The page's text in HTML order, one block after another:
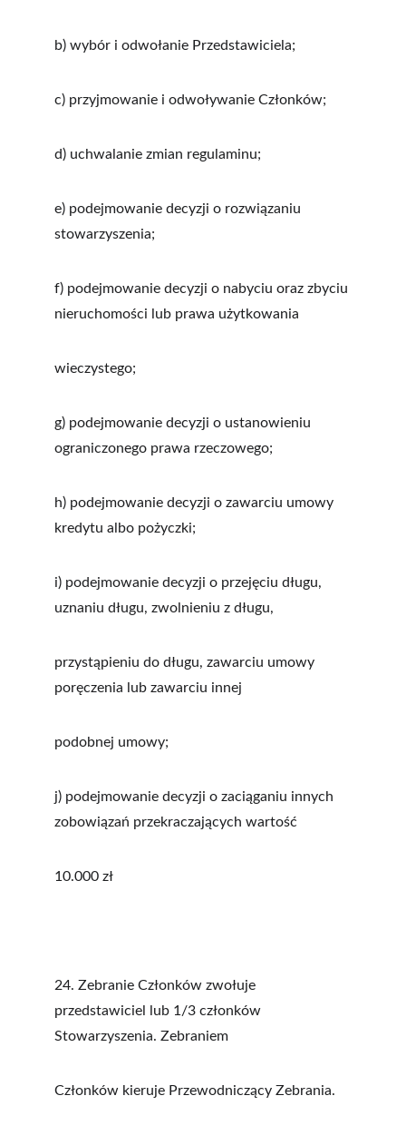
b) wybór i odwołanie Przedstawiciela;
c) przyjmowanie i odwoływanie Członków;
d) uchwalanie zmian regulaminu;
e) podejmowanie decyzji o rozwiązaniu
stowarzyszenia;
f) podejmowanie decyzji o nabyciu oraz zbyciu
nieruchomości lub prawa użytkowania
wieczystego;
g) podejmowanie decyzji o ustanowieniu
ograniczonego prawa rzeczowego;
h) podejmowanie decyzji o zawarciu umowy
kredytu albo pożyczki;
i) podejmowanie decyzji o przejęciu długu,
uznaniu długu, zwolnieniu z długu,
przystąpieniu do długu, zawarciu umowy
poręczenia lub zawarciu innej
podobnej umowy;
j) podejmowanie decyzji o zaciąganiu innych
zobowiązań przekraczających wartość
10.000 zł
24. Zebranie Członków zwołuje
przedstawiciel lub 1/3 członków
Stowarzyszenia. Zebraniem
Członków kieruje Przewodniczący Zebrania.